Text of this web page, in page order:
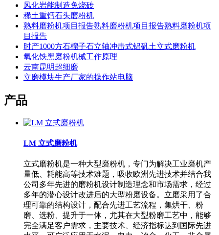
风化岩能制造免烧砖
稀土重钙石头磨粉机
熟料磨粉机项目报告熟料磨粉机项目报告熟料磨粉机项
目报告
时产1000方石榴子石立轴冲击式铝矾土立式磨粉机
氧化铁黑磨粉机械工作原理
云南昆明超细磨
立磨模块生产厂家的操作站电脑
产品
LM 立式磨粉机
立式磨粉机是一种大型磨粉机，专门为解决工业磨机产
量低、耗能高等技术难题，吸收欧洲先进技术并结合我
公司多年先进的磨粉机设计制造理念和市场需求，经过
多年的潜心设计改进后的大型粉磨设备。立磨采用了合
理可靠的结构设计，配合先进工艺流程，集烘干、粉
磨、选粉、提升于一体，尤其在大型粉磨工艺中，能够
完全满足客户需求，主要技术、经济指标达到国际先进